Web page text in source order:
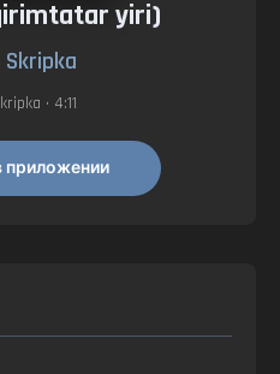
yiri)
Skripka
• 4:11
приложении